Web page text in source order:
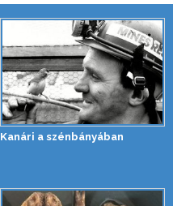
Kanári a szénbányában